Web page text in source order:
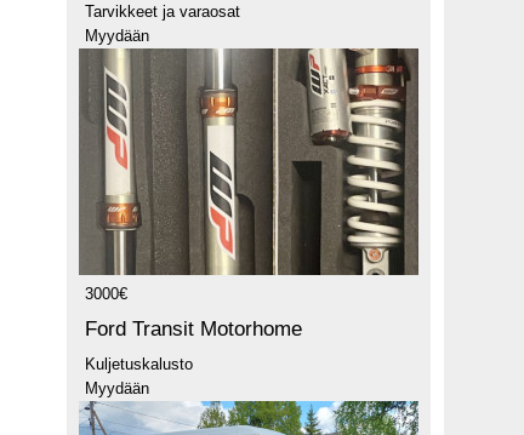
Tarvikkeet ja varaosat
Myydään
3000€
Ford Transit Motorhome
Kuljetuskalusto
Myydään